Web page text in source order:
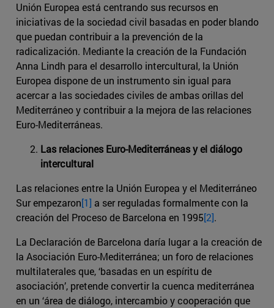
Unión Europea está centrando sus recursos en
iniciativas de la sociedad civil basadas en poder blando
que puedan contribuir a la prevención de la
radicalización. Mediante la creación de la Fundación
Anna Lindh para el desarrollo intercultural, la Unión
Europea dispone de un instrumento sin igual para
acercar a las sociedades civiles de ambas orillas del
Mediterráneo y contribuir a la mejora de las relaciones
Euro-Mediterráneas.
Las relaciones Euro-Mediterráneas y el diálogo
intercultural
Las relaciones entre la Unión Europea y el Mediterráneo
Sur empezaron[1] a ser reguladas formalmente con la
creación del Proceso de Barcelona en 1995[2].
La Declaración de Barcelona daría lugar a la creación de
la Asociación Euro-Mediterránea; un foro de relaciones
multilaterales que, ‘basadas en un espíritu de
asociación’, pretende convertir la cuenca mediterránea
en un ‘área de diálogo, intercambio y cooperación que